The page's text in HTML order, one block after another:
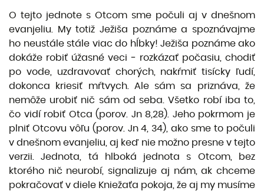
O tejto jednote s Otcom sme počuli aj v dnešnom
evanjeliu. My totiž Ježiša poznáme a spoznávajme
ho neustále stále viac do hĺbky! Ježiša poznáme ako
dokáže robiť úžasné veci ‒ rozkázať počasiu, chodiť
po vode, uzdravovať chorých, nakŕmiť tisícky ľudí,
dokonca kriesiť mŕtvych. Ale sám sa priznáva, že
nemôže urobiť nič sám od seba. Všetko robí iba to,
čo vidí robiť Otca (porov. Jn 8,28). Jeho pokrmom je
plniť Otcovu vôľu (porov. Jn 4, 34), ako sme to počuli
v dnešnom evanjeliu, aj keď nie možno presne v tejto
verzii. Jednota, tá hlboká jednota s Otcom, bez
ktorého nič neurobí, signalizuje aj nám, ak chceme
pokračovať v diele Kniežaťa pokoja, že aj my musíme